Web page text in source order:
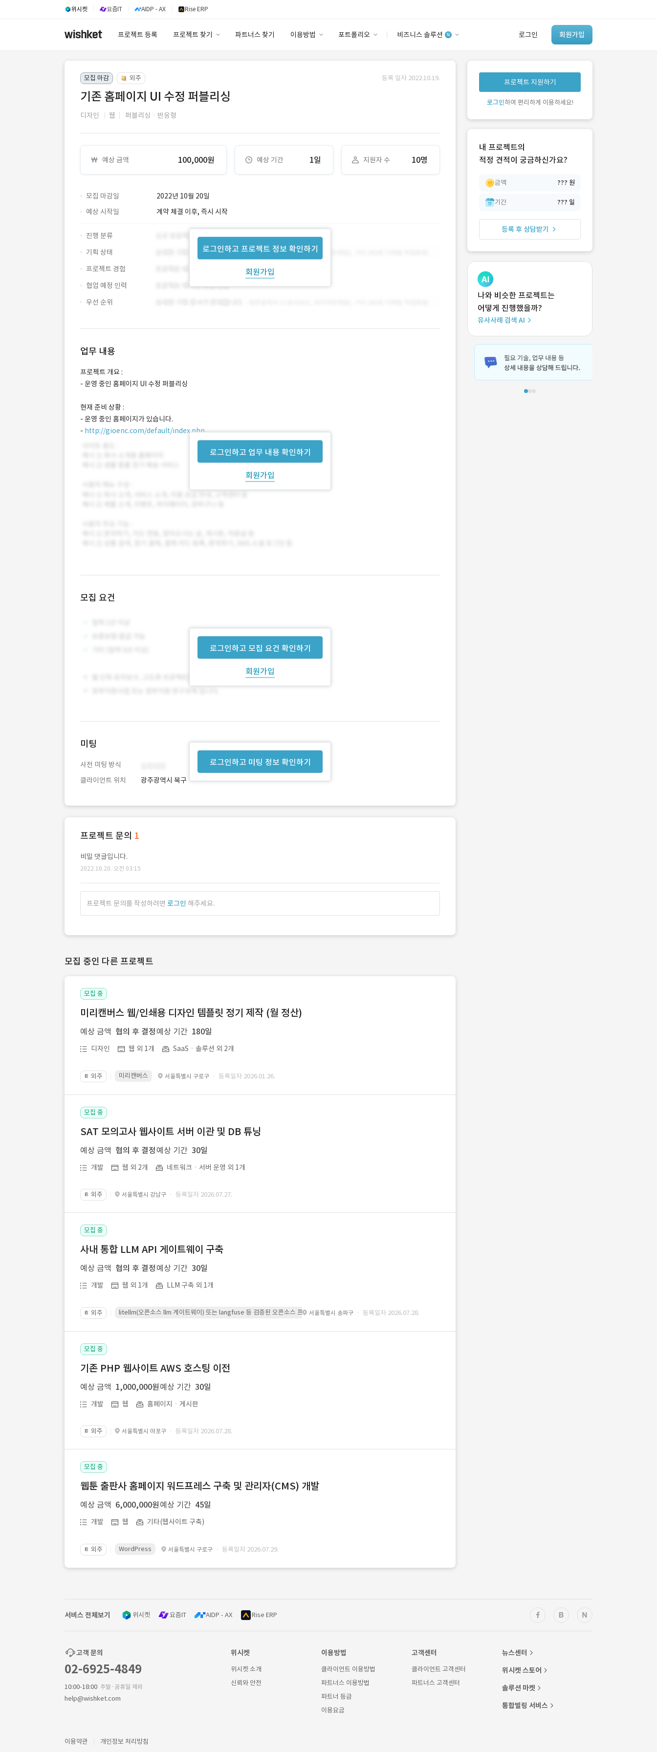
위시켓 요즘IT AIDP - AX Rise ERP
프로젝트 등록 프로젝트 찾기 파트너스 찾기 이용방법 포트폴리오 비즈니스 솔루션 로그인 회원가입
안심 코드 케어
유사사례 검색 AI
‘이런 거’ 만들어본
개발 회사 있어?
모집 마감 외주 등록 일자 2022.10.19.
기존 홈페이지 UI 수정 퍼블리싱
디자인 웹 퍼블리싱ㆍ반응형
예상 금액 100,000원 예상 기간 1일 지원자 수 10명
모집 마감일 2022년 10월 20일
로그인하고 프로젝트 정보 확인하기
회원가입
예상 시작일 계약 체결 이후, 즉시 시작
진행 분류
기획 상태
프로젝트 경험
협업 예정 인력
우선 순위
업무 내용
로그인하고 업무 내용 확인하기
회원가입
프로젝트 개요 :
- 운영 중인 홈페이지 UI 수정 퍼블리싱
현재 준비 상황 :
- 운영 중인 홈페이지가 있습니다.
- http://gioenc.com/default/index.php
모집 요건
로그인하고 모집 요건 확인하기
회원가입
로그인하고 미팅 정보 확인하기
미팅
사전 미팅 방식
클라이언트 위치
광주광역시 북구
프로젝트 문의 1
비밀 댓글입니다.
2022.10.20. 오전 03:15
프로젝트 문의를 작성하려면 로그인 해주세요.
모집 중인 다른 프로젝트
모집 중
미리캔버스 웹/인쇄용 디자인 템플릿 정기 제작 (월 정산)
예상 금액 협의 후 결정 예상 기간 180일
디자인 웹 외 1개 SaaSㆍ솔루션 외 2개
📔 외주 미리캔버스 서울특별시 구로구 · 등록일자 2026.01.26.
모집 중
SAT 모의고사 웹사이트 서버 이관 및 DB 튜닝
예상 금액 협의 후 결정 예상 기간 30일
개발 웹 외 2개 네트워크ㆍ서버 운영 외 1개
📔 외주 서울특별시 강남구 · 등록일자 2026.07.27.
모집 중
사내 통합 LLM API 게이트웨이 구축
예상 금액 협의 후 결정 예상 기간 30일
개발 웹 외 1개 LLM 구축 외 1개
📔 외주 litellm(오픈소스 llm 게이트웨이) 또는 langfuse 등 검증된 오픈소스 프레임워크를 기반으로 시스템을 구축
서울특별시 송파구 · 등록일자 2026.07.28.
모집 중
기존 PHP 웹사이트 AWS 호스팅 이전
예상 금액 1,000,000원 예상 기간 30일
개발 웹 홈페이지ㆍ게시판
📔 외주 서울특별시 마포구 · 등록일자 2026.07.28.
모집 중
웹툰 출판사 홈페이지 워드프레스 구축 및 관리자(CMS) 개발
예상 금액 6,000,000원 예상 기간 45일
개발 웹 기타(웹사이트 구축)
📔 외주 WordPress 서울특별시 구로구 · 등록일자 2026.07.29.
프로젝트 지원하기
로그인하여 편리하게 이용하세요!
내 프로젝트의
적정 견적이 궁금하신가요?
금액 ??? 원
기간 ??? 일
등록 후 상담받기
나와 비슷한 프로젝트는
어떻게 진행했을까?
유사사례 검색 AI
서비스 전체보기 위시켓 요즘IT AIDP - AX Rise ERP
고객 문의
02-6925-4849
10:00-18:00 주말·공휴일 제외
help@wishket.com
위시켓
위시켓 소개
신뢰와 안전
이용방법
클라이언트 이용방법
파트너스 이용방법
파트너 등급
이용요금
고객센터
클라이언트 고객센터
파트너스 고객센터
뉴스센터
위시켓 스토어
솔루션 마켓
통합빌링 서비스
이용약관 개인정보 처리방침